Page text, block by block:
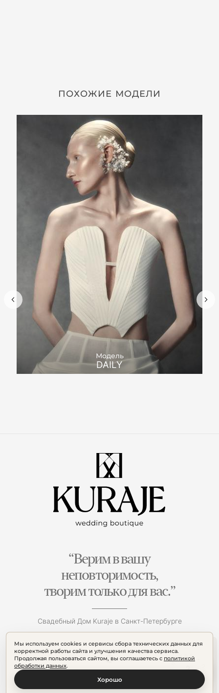
ПОХОЖИЕ МОДЕЛИ
Модель
DAILY
Мы используем cookies и сервисы сбора технических данных для
корректной работы сайта и улучшения качества сервиса.
Продолжая пользоваться сайтом, вы соглашаетесь с политикой
обработки данных.
Хорошо
“Верим в вашу
неповторимость,
творим только для вас.”
Свадебный Дом Kuraje в Санкт-Петербурге